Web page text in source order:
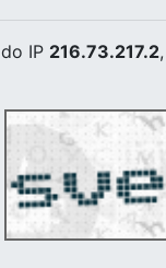
do IP 216.73.217.2